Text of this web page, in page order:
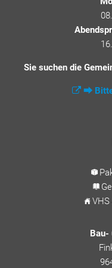
Sie suchen die
⮕
VHS
Bau-